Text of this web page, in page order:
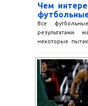
Чем
Все
результатами
некоторые
на результаты
образом,...